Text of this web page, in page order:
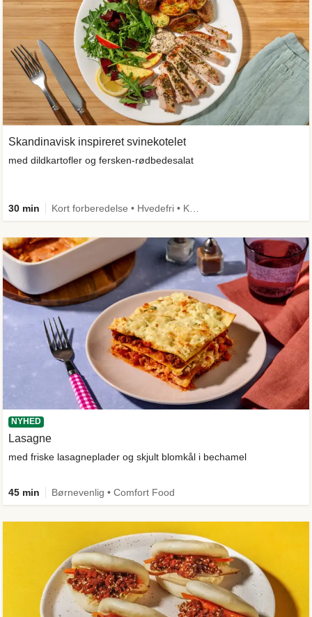
Skandinavisk inspireret svinekotelet
med dildkartofler og fersken-rødbedesalat
30 min
NYHED
Lasagne
med friske lasagneplader og skjult blomkål i bechamel
45 min Børnevenlig • Comfort Food